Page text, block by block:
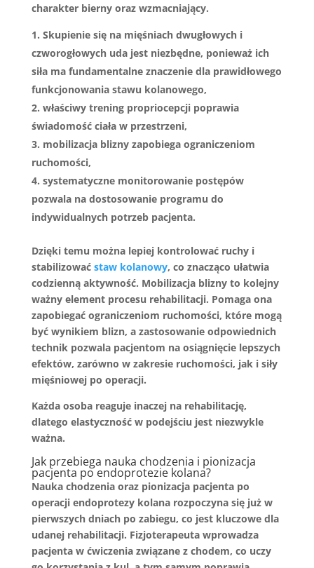
charakter bierny oraz wzmacniający.
Skupienie się na mięśniach dwugłowych i
czworogłowych uda jest niezbędne, ponieważ ich
siła ma fundamentalne znaczenie dla prawidłowego
funkcjonowania stawu kolanowego,
właściwy trening propriocepcji poprawia
świadomość ciała w przestrzeni,
mobilizacja blizny zapobiega ograniczeniom
ruchomości,
systematyczne monitorowanie postępów
pozwala na dostosowanie programu do
indywidualnych potrzeb pacjenta.
Dzięki temu można lepiej kontrolować ruchy i
stabilizować staw kolanowy, co znacząco ułatwia
codzienną aktywność. Mobilizacja blizny to kolejny
ważny element procesu rehabilitacji. Pomaga ona
zapobiegać ograniczeniom ruchomości, które mogą
być wynikiem blizn, a zastosowanie odpowiednich
technik pozwala pacjentom na osiągnięcie lepszych
efektów, zarówno w zakresie ruchomości, jak i siły
mięśniowej po operacji.
Każda osoba reaguje inaczej na rehabilitację,
dlatego elastyczność w podejściu jest niezwykle
ważna.
Jak przebiega nauka chodzenia i pionizacja
pacjenta po endoprotezie kolana?
Nauka chodzenia oraz pionizacja pacjenta po
operacji endoprotezy kolana rozpoczyna się już w
pierwszych dniach po zabiegu, co jest kluczowe dla
udanej rehabilitacji. Fizjoterapeuta wprowadza
pacjenta w ćwiczenia związane z chodem, co uczy